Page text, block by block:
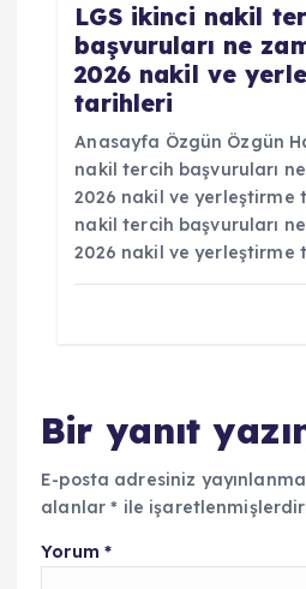
LGS ikinci nakil
başvuruları ne
2026 nakil ve
tarihleri
Anasayfa Özgün Özgün
nakil tercih başvuruları
2026 nakil ve yerleştirme
nakil tercih başvuruları
2026 nakil ve yerleştirme
Bir yanıt
E-posta adresiniz
alanlar* ile işaretlenmişlerdir
Yorum *